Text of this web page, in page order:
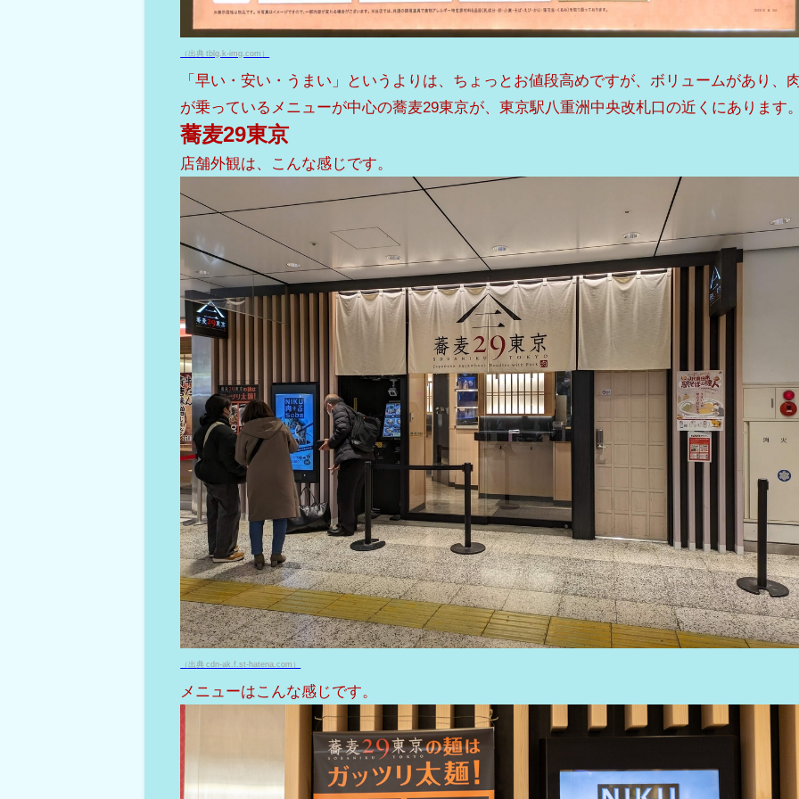
（出典 tblg.k-img.com）
「早い・安い・うまい」というよりは、ちょっとお値段高めですが、ボリュームがあり、
が乗っているメニューが中心の蕎麦29東京が、東京駅八重洲中央改札口の近くにあります
蕎麦29東京
店舗外観は、こんな感じです。
（出典 cdn-ak.f.st-hatena.com）
メニューはこんな感じです。